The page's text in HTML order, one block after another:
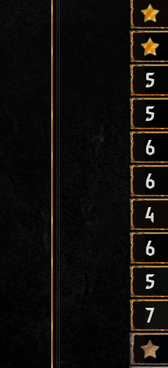
5
5
6
6
4
6
5
7